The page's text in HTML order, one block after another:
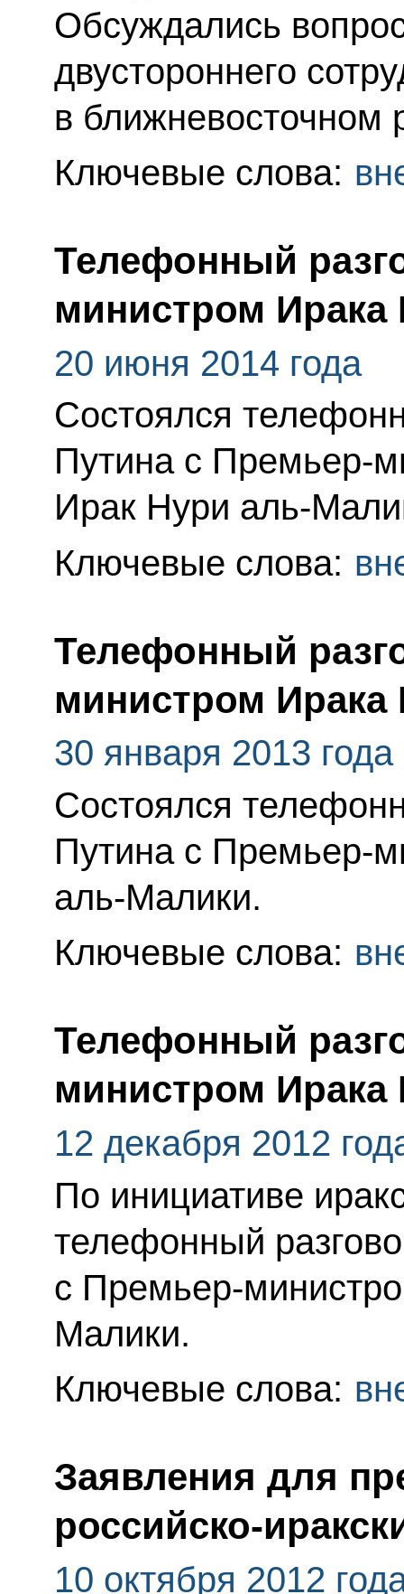
Обсуждались
двустороннего
в ближневосточном
Ключевые слова:
Телефонный
министром
20 июня 2014 года
Состоялся
Путина с Премьер-
Ирак Нури аль-
Ключевые слова:
Телефонный
министром
30 января 2013 года
Состоялся
Путина с Премьер-
аль-Малики.
Ключевые слова:
Телефонный
министром
12 декабря 2012
По инициативе
телефонный
с Премьер-
Малики.
Ключевые слова:
Заявления для
российско-
10 октября 2012